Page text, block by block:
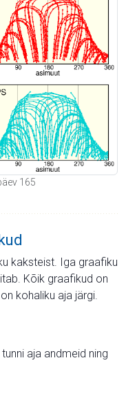
165
kaksteist. Iga graafiku
Kõik graafikud on
kohaliku aja järgi.
aja andmeid ning